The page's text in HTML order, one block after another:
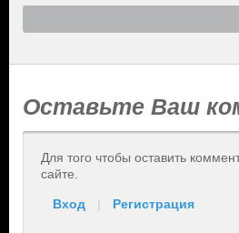
Оставьте Ваш
Для того чтобы оставить
сайте.
Вход | Регистрация